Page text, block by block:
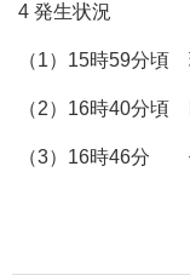
4 発生状況
（1）15時59分頃
（2）16時40分頃
（3）16時46分